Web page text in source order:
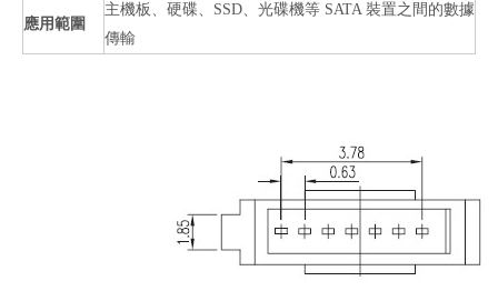
應用範圍
主機板、硬碟、SSD、光碟機等 SATA 裝置之間的數據
傳輸